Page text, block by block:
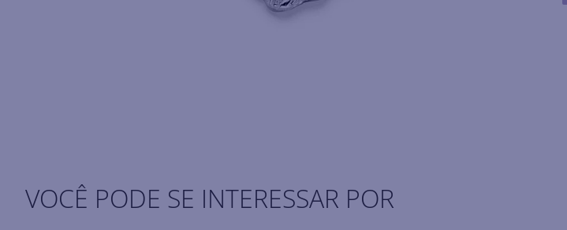
VOCÊ PODE SE INTERESSAR POR